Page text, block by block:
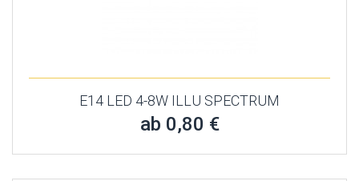
E14 LED 4-8W ILLU SPECTRUM
ab 0,80 €